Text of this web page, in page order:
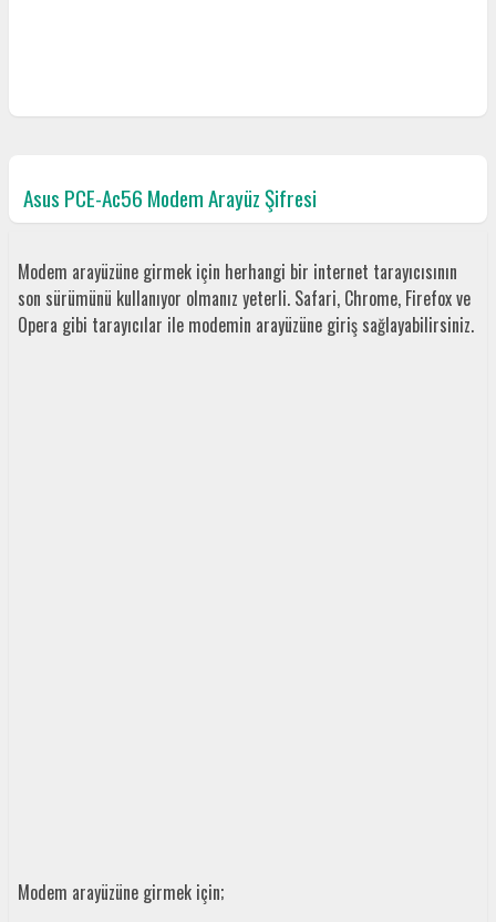
Asus PCE-Ac56 Modem Arayüz Şifresi
Modem arayüzüne girmek için herhangi bir internet tarayıcısının
son sürümünü kullanıyor olmanız yeterli. Safari, Chrome, Firefox ve
Opera gibi tarayıcılar ile modemin arayüzüne giriş sağlayabilirsiniz.
Modem arayüzüne girmek için;